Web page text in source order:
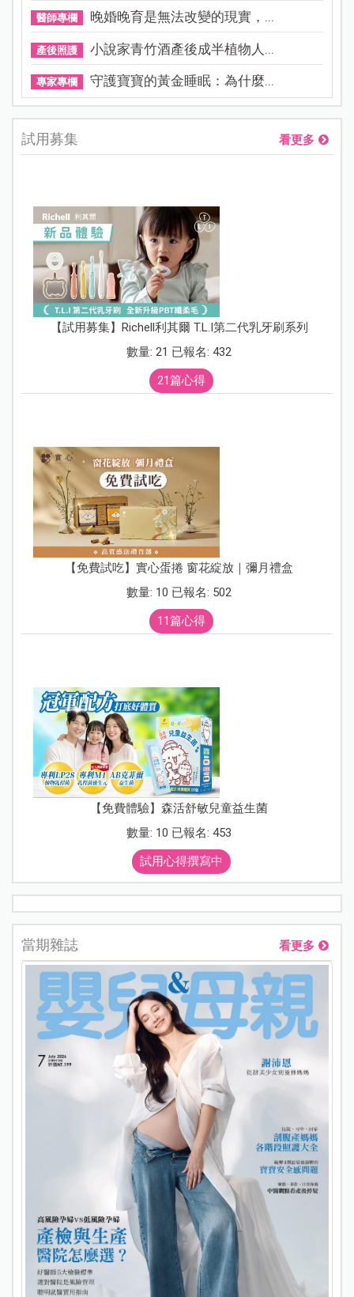
醫師專欄 晚婚晚育是無法改變的現實，...
產後照護 小說家青竹酒產後成半植物人...
專家專欄 守護寶寶的黃金睡眠：為什麼...
試用募集 看更多
【試用募集】Richell利其爾 T.L.I第二代乳牙刷系列
數量: 21 已報名: 432
21篇心得
【免費試吃】實心蛋捲 窗花綻放｜彌月禮盒
數量: 10 已報名: 502
11篇心得
【免費體驗】森活舒敏兒童益生菌
數量: 10 已報名: 453
試用心得撰寫中
當期雜誌 看更多